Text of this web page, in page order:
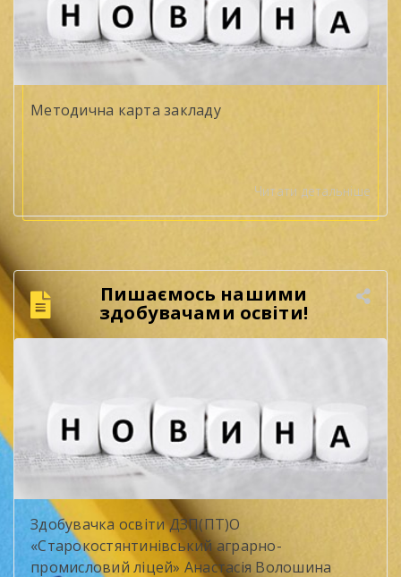
Методична карта закладу
Читати детальніше
Пишаємось нашими
здобувачами освіти!
Здобувачка освіти ДЗП(ПТ)О
«Старокостянтинівський аграрно-
промисловий ліцей» Анастасія Волошина